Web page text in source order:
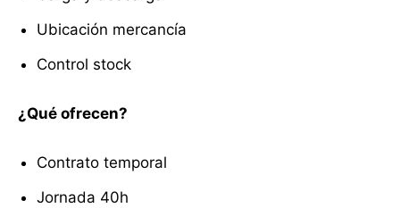
Ubicación mercancía
Control stock
¿Qué ofrecen?
Contrato temporal
Jornada 40h